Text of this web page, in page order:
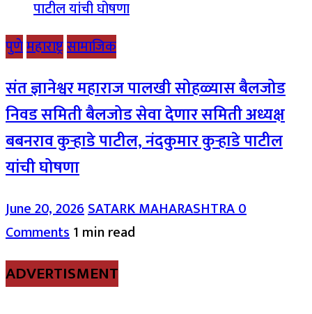
पुणेमहाराष्ट्रसामाजिक
संत ज्ञानेश्वर महाराज पालखी सोहळ्यास बैलजोड
निवड समिती बैलजोड सेवा देणार समिती अध्यक्ष
बबनराव कुऱ्हाडे पाटील, नंदकुमार कुऱ्हाडे पाटील
यांची घोषणा
June 20, 2026SATARK MAHARASHTRA0
Comments1 min read
ADVERTISMENT